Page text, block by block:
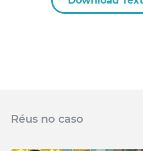
Réus no caso